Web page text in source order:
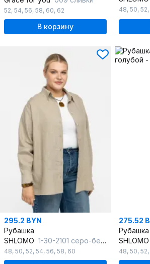
52, 54, 56, 58, 60, 62
В корзину
48, 50, 52,
295.2 BYN
Рубашка
SHLOMO 1-30-2101 серо-бежевый
48, 50, 52, 54, 56, 58, 60
275.52
Рубашка
SHLOMO
48, 50, 52,